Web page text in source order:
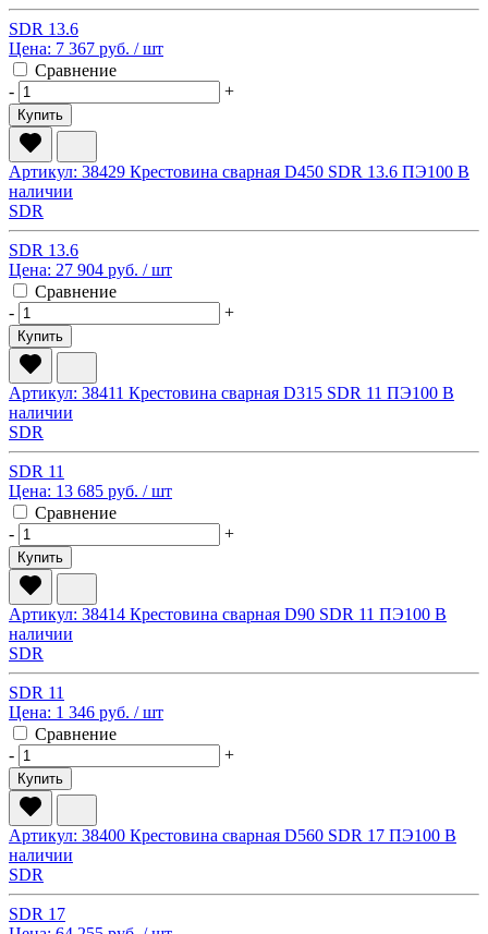
SDR 13.6
Цена: 7 367 руб. / шт
Сравнение
-
+
Купить
Артикул: 38429 Крестовина сварная D450 SDR 13.6 ПЭ100 В
наличии
SDR
SDR 13.6
Цена: 27 904 руб. / шт
Сравнение
-
+
Купить
Артикул: 38411 Крестовина сварная D315 SDR 11 ПЭ100 В
наличии
SDR
SDR 11
Цена: 13 685 руб. / шт
Сравнение
-
+
Купить
Артикул: 38414 Крестовина сварная D90 SDR 11 ПЭ100 В
наличии
SDR
SDR 11
Цена: 1 346 руб. / шт
Сравнение
-
+
Купить
Артикул: 38400 Крестовина сварная D560 SDR 17 ПЭ100 В
наличии
SDR
SDR 17